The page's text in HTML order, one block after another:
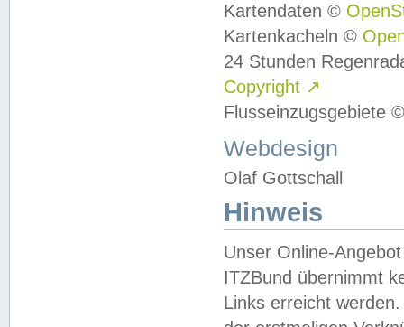
Kartendaten ©
Kartenkacheln ©
24 Stunden
Copyright ↗
Flusseinzugsgebiete
Webdesign
Olaf Gottschall
Hinweis
Unser Online-
ITZBund übernimmt
Links erreicht